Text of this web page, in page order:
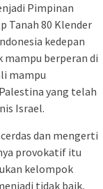
Pimpinan
Tanah 80 Klender
kedepan
berperan di
mampu
yang telah
Israel.
dan mengerti
provokatif itu
kelompok
tidak baik,